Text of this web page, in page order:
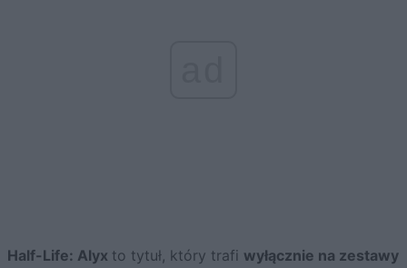
Half-Life: Alyx to tytuł, który trafi wyłącznie na zestawy